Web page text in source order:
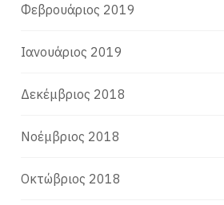
Φεβρουάριος 2019
Ιανουάριος 2019
Δεκέμβριος 2018
Νοέμβριος 2018
Οκτώβριος 2018